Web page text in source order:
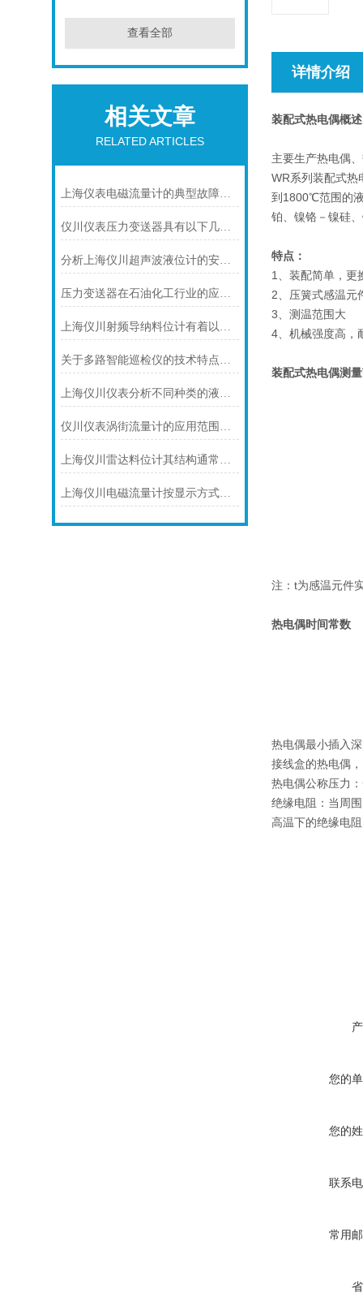
查看全部
相关文章
RELATED ARTICLES
上海仪表电磁流量计的典型故障诊断及处理方法
仪川仪表压力变送器具有以下几大技术特点
分析上海仪川超声波液位计的安装原理
压力变送器在石油化工行业的应用说明
上海仪川射频导纳料位计有着以下几大技术特点
关于多路智能巡检仪的技术特点，你怎么看呢？
上海仪川仪表分析不同种类的液位变送器
仪川仪表涡街流量计的应用范围主要包括以下几个方面
上海仪川雷达料位计其结构通常由以下部分组成
上海仪川电磁流量计按显示方式分类
详情介绍
装配式热电偶概述
主要生产热电偶
WR系列装配式热
到1800℃范围的
铂、镍铬－镍硅
特点：
1、装配简单，更
2、压簧式感温元
3、测温范围大
4、机械强度高，
装配式热电偶测
注：t为感温元件
热电偶时间常数
热电偶最小插入
接线盒的热电偶
热电偶公称压力
绝缘电阻：当周
高温下的绝缘电
您的
您的
联系
常用